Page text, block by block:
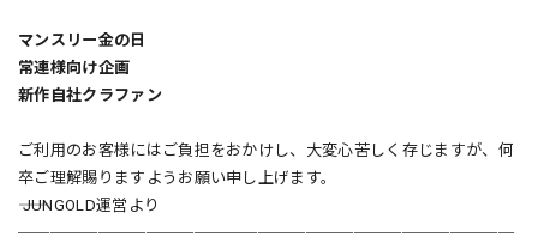
マンスリー金の日
常連様向け企画
新作自社クラファン
ご利用のお客様にはご負担をおかけし、大変心苦しく存じますが、何
卒ご理解賜りますようお願い申し上げます。
―― JUNGOLD運営より
───────────────────────────────